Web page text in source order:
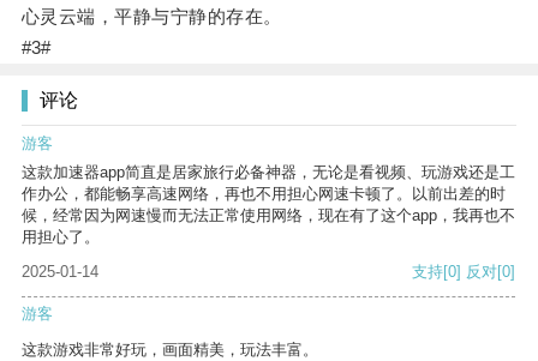
心灵云端，平静与宁静的存在。
#3#
评论
游客
这款加速器app简直是居家旅行必备神器，无论是看视频、玩游戏还是工
作办公，都能畅享高速网络，再也不用担心网速卡顿了。以前出差的时
候，经常因为网速慢而无法正常使用网络，现在有了这个app，我再也不
用担心了。
2025-01-14
支持[0] 反对[0]
游客
这款游戏非常好玩，画面精美，玩法丰富。